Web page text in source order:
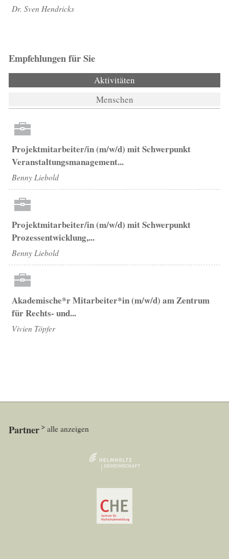
Dr. Sven Hendricks
Empfehlungen für Sie
Aktivitäten
Menschen
Projektmitarbeiter/in (m/w/d) mit Schwerpunkt
Veranstaltungsmanagement...
Benny Liebold
Projektmitarbeiter/in (m/w/d) mit Schwerpunkt
Prozessentwicklung,...
Benny Liebold
Akademische*r Mitarbeiter*in (m/w/d) am Zentrum
für Rechts- und...
Vivien Töpfer
Partner alle anzeigen